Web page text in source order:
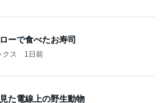
ーで食べたお寿司
ス 1日前
た電線上の野生動物